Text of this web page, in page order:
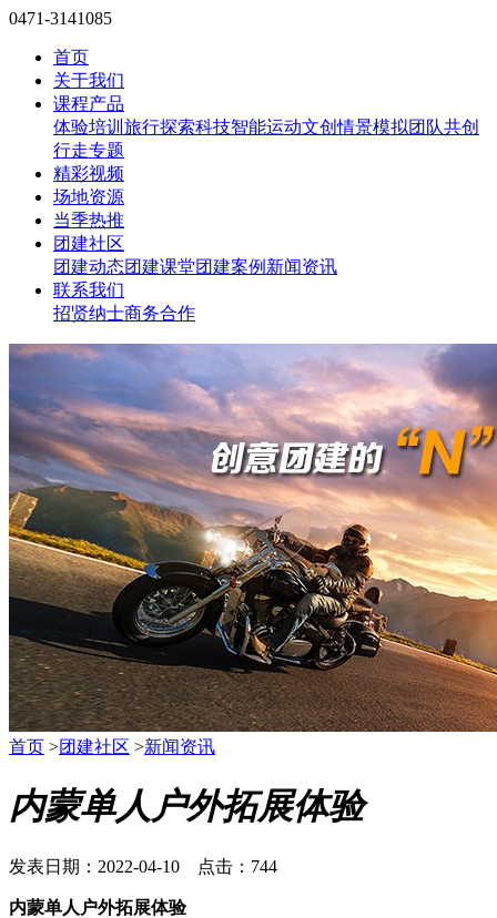
0471-3141085
首页
关于我们
课程产品
体验培训 旅行探索科技智能运动文创情景模拟团队共创
行走专题
精彩视频
场地资源
当季热推
团建社区
团建动态团建课堂团建案例 新闻资讯
联系我们
招贤纳士商务合作
首页 >团建社区 >新闻资讯
内蒙单人户外拓展体验
发表日期：2022-04-10 点击：744
内蒙单人户外拓展体验